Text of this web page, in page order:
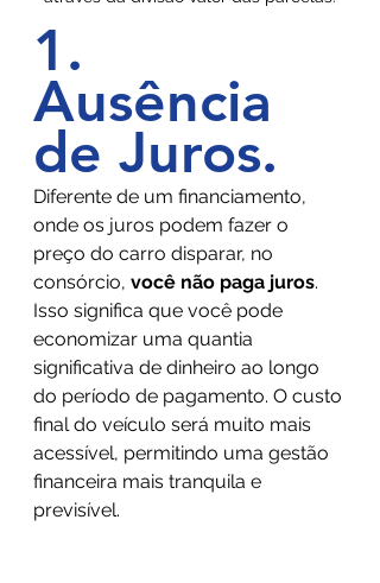
‌1.
Ausência
de Juros.
Diferente de um financiamento,
onde os juros podem fazer o
preço do carro disparar, no
consórcio, você não paga juros.
Isso significa que você pode
economizar uma quantia
significativa de dinheiro ao longo
do período de pagamento. O custo
final do veículo será muito mais
acessível, permitindo uma gestão
financeira mais tranquila e
previsível.